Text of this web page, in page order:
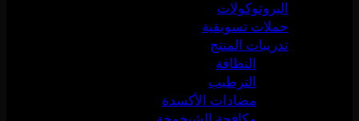
البروتوكولات
حملات تسويقية
تدريبات المنتج
النظافة
الترطيب
مضادات الأكسدة